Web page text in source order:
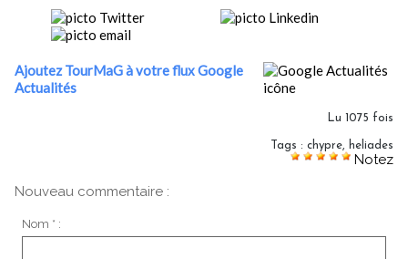
Ajoutez TourMaG à votre flux Google
Actualités
Lu 1075 fois
Tags : chypre, heliades
Notez
Nouveau commentaire :
Nom * :